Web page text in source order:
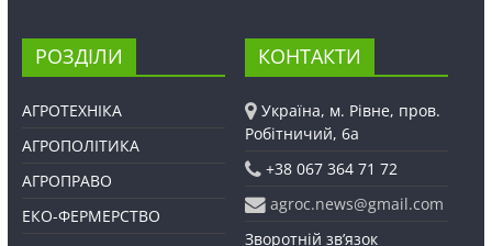
РОЗДІЛИ
АГРОТЕХНІКА
АГРОПОЛІТИКА
АГРОПРАВО
ЕКО-ФЕРМЕРСТВО
КОНТАКТИ
Україна, м. Рівне, пров.
Робітничий, 6а
+38 067 364 71 72
agroc.news@gmail.com
Зворотній зв’язок